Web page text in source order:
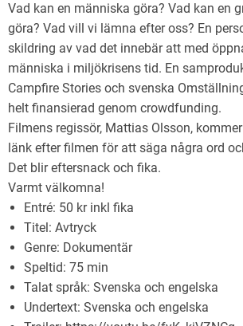
Vad kan en människa göra? Vad kan en
göra? Vad vill vi lämna efter oss? En
skildring av vad det innebär att med
människa i miljökrisens tid. En
Campfire Stories och svenska
helt finansierad genom crowdfunding.
Filmens regissör, Mattias Olsson,
länk efter filmen för att säga några ord
Det blir eftersnack och fika.
Varmt välkomna!
Entré: 50 kr inkl fika
Titel: Avtryck
Genre: Dokumentär
Speltid: 75 min
Talat språk: Svenska och engelska
Undertext: Svenska och engelska